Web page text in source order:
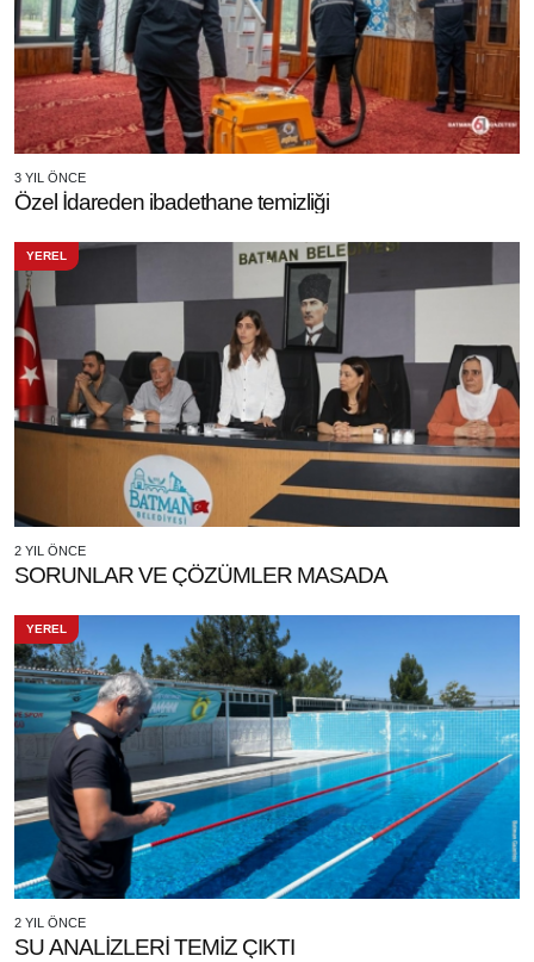
3 YIL ÖNCE
Özel İdareden ibadethane temizliği
YEREL
2 YIL ÖNCE
SORUNLAR VE ÇÖZÜMLER MASADA
YEREL
2 YIL ÖNCE
SU ANALİZLERİ TEMİZ ÇIKTI